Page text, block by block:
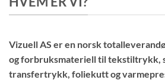
Vizuell AS er en norsk
og forbruksmateriell til tekstiltrykk,
transfertrykk, foliekutt og